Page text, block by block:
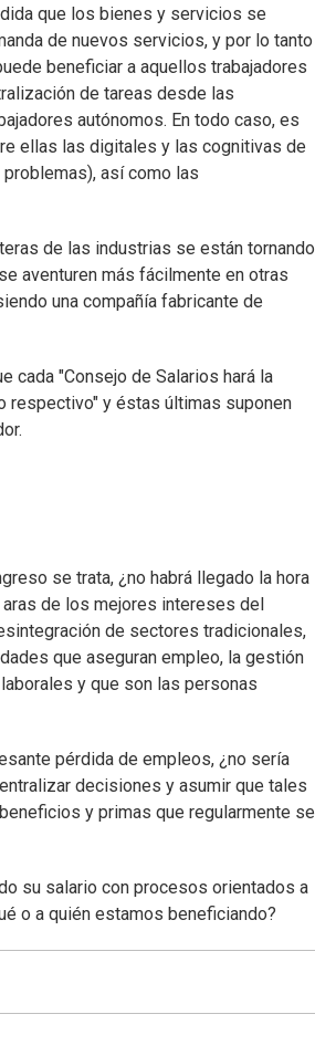
que los bienes y servicios se
de nuevos servicios, y por lo tanto
beneficiar a aquellos trabajadores
de tareas desde las
autónomos. En todo caso, es
ellas las digitales y las cognitivas de
así como las
de las industrias se están tornando
aventuren más fácilmente en otras
una compañía fabricante de
cada "Consejo de Salarios hará la
respectivo" y éstas últimas suponen
se trata, ¿no habrá llegado la hora
de los mejores intereses del
de sectores tradicionales,
que aseguran empleo, la gestión
y que son las personas
pérdida de empleos, ¿no sería
decisiones y asumir que tales
y primas que regularmente se
su salario con procesos orientados a
o a quién estamos beneficiando?